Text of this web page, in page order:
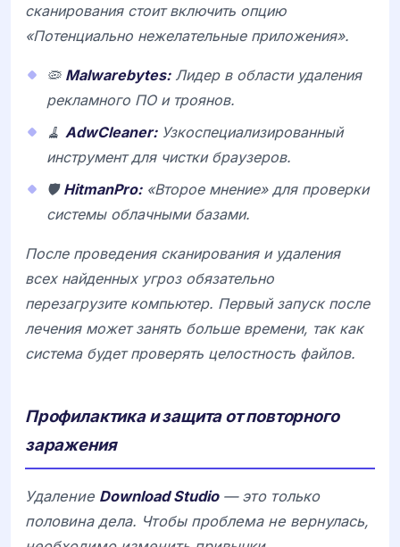
сканирования стоит включить опцию
«Потенциально нежелательные приложения».
🦠 Malwarebytes:Лидер в области удаления
рекламного ПО и троянов.
🧹 AdwCleaner:Узкоспециализированный
инструмент для чистки браузеров.
🛡️ HitmanPro:«Второе мнение» для проверки
системы облачными базами.
После проведения сканирования и удаления
всех найденных угроз обязательно
перезагрузите компьютер. Первый запуск после
лечения может занять больше времени, так как
система будет проверять целостность файлов.
Профилактика и защита от повторного
заражения
Удаление Download Studio— это только
половина дела. Чтобы проблема не вернулась,